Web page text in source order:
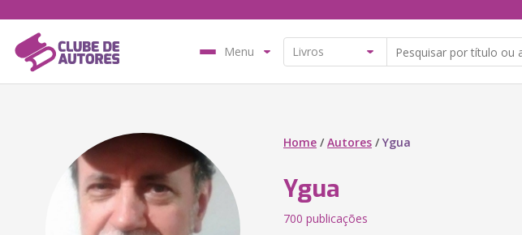
Menu
Home /Autores /Ygua
Ygua
700 publicações